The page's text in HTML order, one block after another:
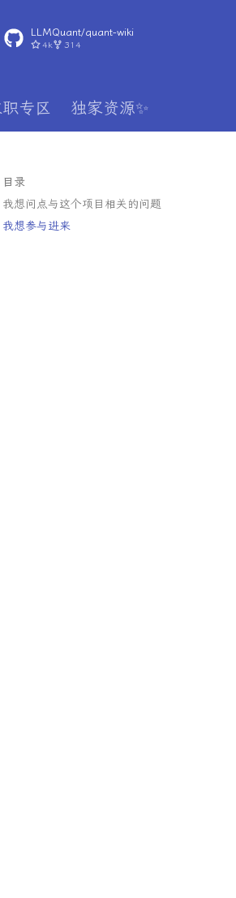
LLMQuant/quant-wiki
4k 314
专区 独家资源✨
目录
我想问点与这个项目相关的问题
我想参与进来